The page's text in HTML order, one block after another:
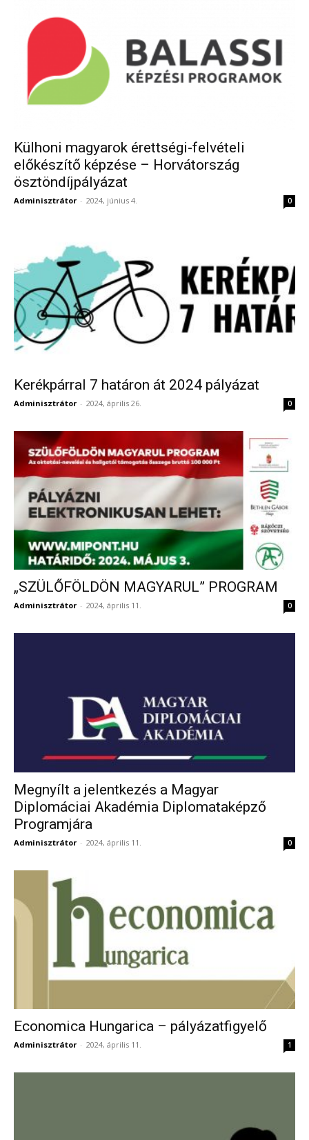
Külhoni magyarok érettségi-felvételi
előkészítő képzése – Horvátország
ösztöndíjpályázat
Adminisztrátor - 2024, június 4. 0
Kerékpárral 7 határon át 2024 pályázat
Adminisztrátor - 2024, április 26. 0
„SZÜLŐFÖLDÖN MAGYARUL” PROGRAM
Adminisztrátor - 2024, április 11. 0
Megnyílt a jelentkezés a Magyar
Diplomáciai Akadémia Diplomataképző
Programjára
Adminisztrátor - 2024, április 11. 0
Economica Hungarica – pályázatfigyelő
Adminisztrátor - 2024, április 11. 1